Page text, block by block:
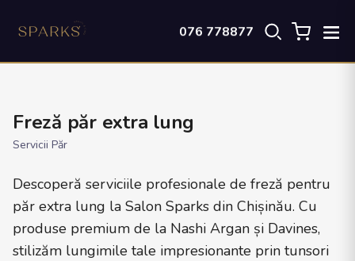
076 778877
Freză păr extra lung
Servicii Păr
Descoperă serviciile profesionale de freză pentru
păr extra lung la Salon Sparks din Chișinău. Cu
produse premium de la Nashi Argan și Davines,
stilizăm lungimile tale impresionante prin tunsori